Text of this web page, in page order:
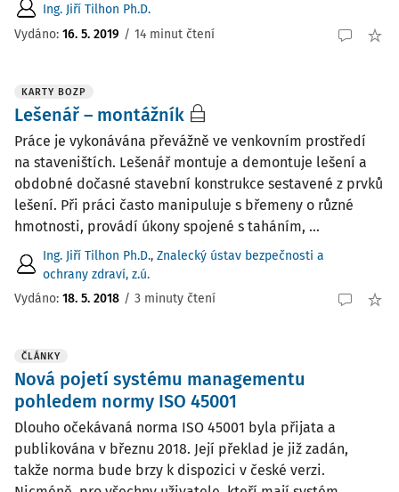
Ing. Jiří Tilhon Ph.D.
Vydáno: 16. 5. 2019 / 14 minut čtení
KARTY BOZP
Lešenář – montážník
Práce je vykonávána převážně ve venkovním prostředí
na staveništích. Lešenář montuje a demontuje lešení a
obdobné dočasné stavební konstrukce sestavené z prvků
lešení. Při práci často manipuluje s břemeny o různé
hmotnosti, provádí úkony spojené s taháním, ...
Ing. Jiří Tilhon Ph.D., Znalecký ústav bezpečnosti a
ochrany zdraví, z.ú.
Vydáno: 18. 5. 2018 / 3 minuty čtení
ČLÁNKY
Nová pojetí systému managementu
pohledem normy ISO 45001
Dlouho očekávaná norma ISO 45001 byla přijata a
publikována v březnu 2018. Její překlad je již zadán,
takže norma bude brzy k dispozici v české verzi.